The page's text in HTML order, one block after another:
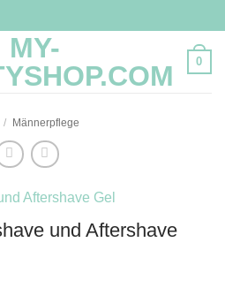
0
/ Männerpflege
und Aftershave